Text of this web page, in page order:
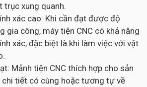
trục xung quanh.
xác cao: Khi cần đạt được độ
gia công, máy tiện CNC có khả năng
xác, đặc biệt là khi làm việc với vật
Mảnh tiện CNC thích hợp cho sản
chi tiết có cùng hoặc tương tự về